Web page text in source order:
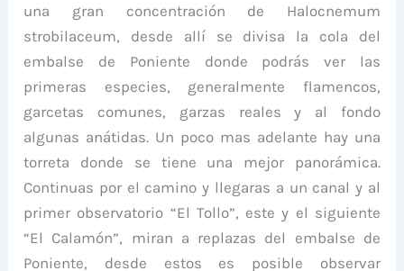
una gran concentración de Halocnemum
strobilaceum, desde allí se divisa la cola del
embalse de Poniente donde podrás ver las
primeras especies, generalmente flamencos,
garcetas comunes, garzas reales y al fondo
algunas anátidas. Un poco mas adelante hay una
torreta donde se tiene una mejor panorámica.
Continuas por el camino y llegaras a un canal y al
primer observatorio “El Tollo”, este y el siguiente
“El Calamón”, miran a replazas del embalse de
Poniente, desde estos es posible observar